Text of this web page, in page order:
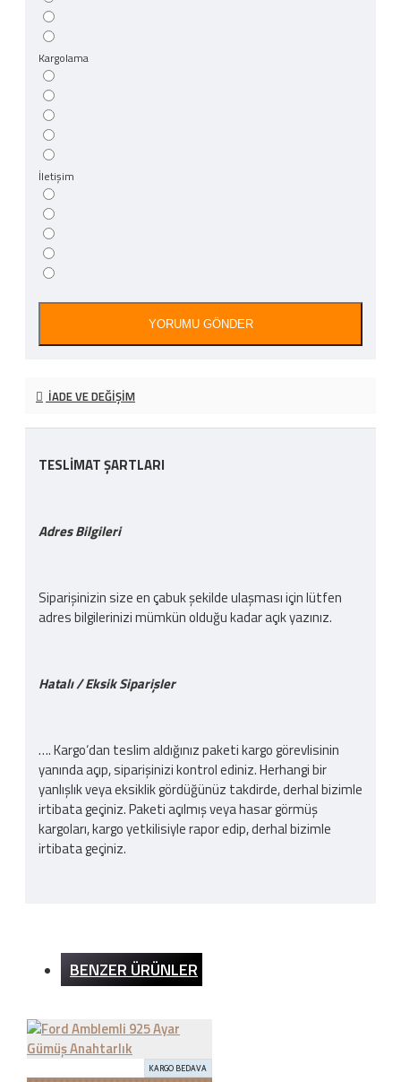
Kargolama
İletişim
YORUMU GÖNDER
İADE VE DEĞIŞIM
TESLİMAT ŞARTLARI
Adres Bilgileri
Siparişinizin size en çabuk şekilde ulaşması için lütfen
adres bilgilerinizi mümkün olduğu kadar açık yazınız.
Hatalı / Eksik Siparişler
…. Kargo‘dan teslim aldığınız paketi kargo görevlisinin
yanında açıp, siparişinizi kontrol ediniz. Herhangi bir
yanlışlık veya eksiklik gördüğünüz takdirde, derhal bizimle
irtibata geçiniz. Paketi açılmış veya hasar görmüş
kargoları, kargo yetkilisiyle rapor edip, derhal bizimle
irtibata geçiniz.
İnternet sitemizden yapılan bütün alışverişlerde 200TL
dışında hiçbir ücret ödemezsiniz.
BENZER ÜRÜNLER
KARGO BEDAVA